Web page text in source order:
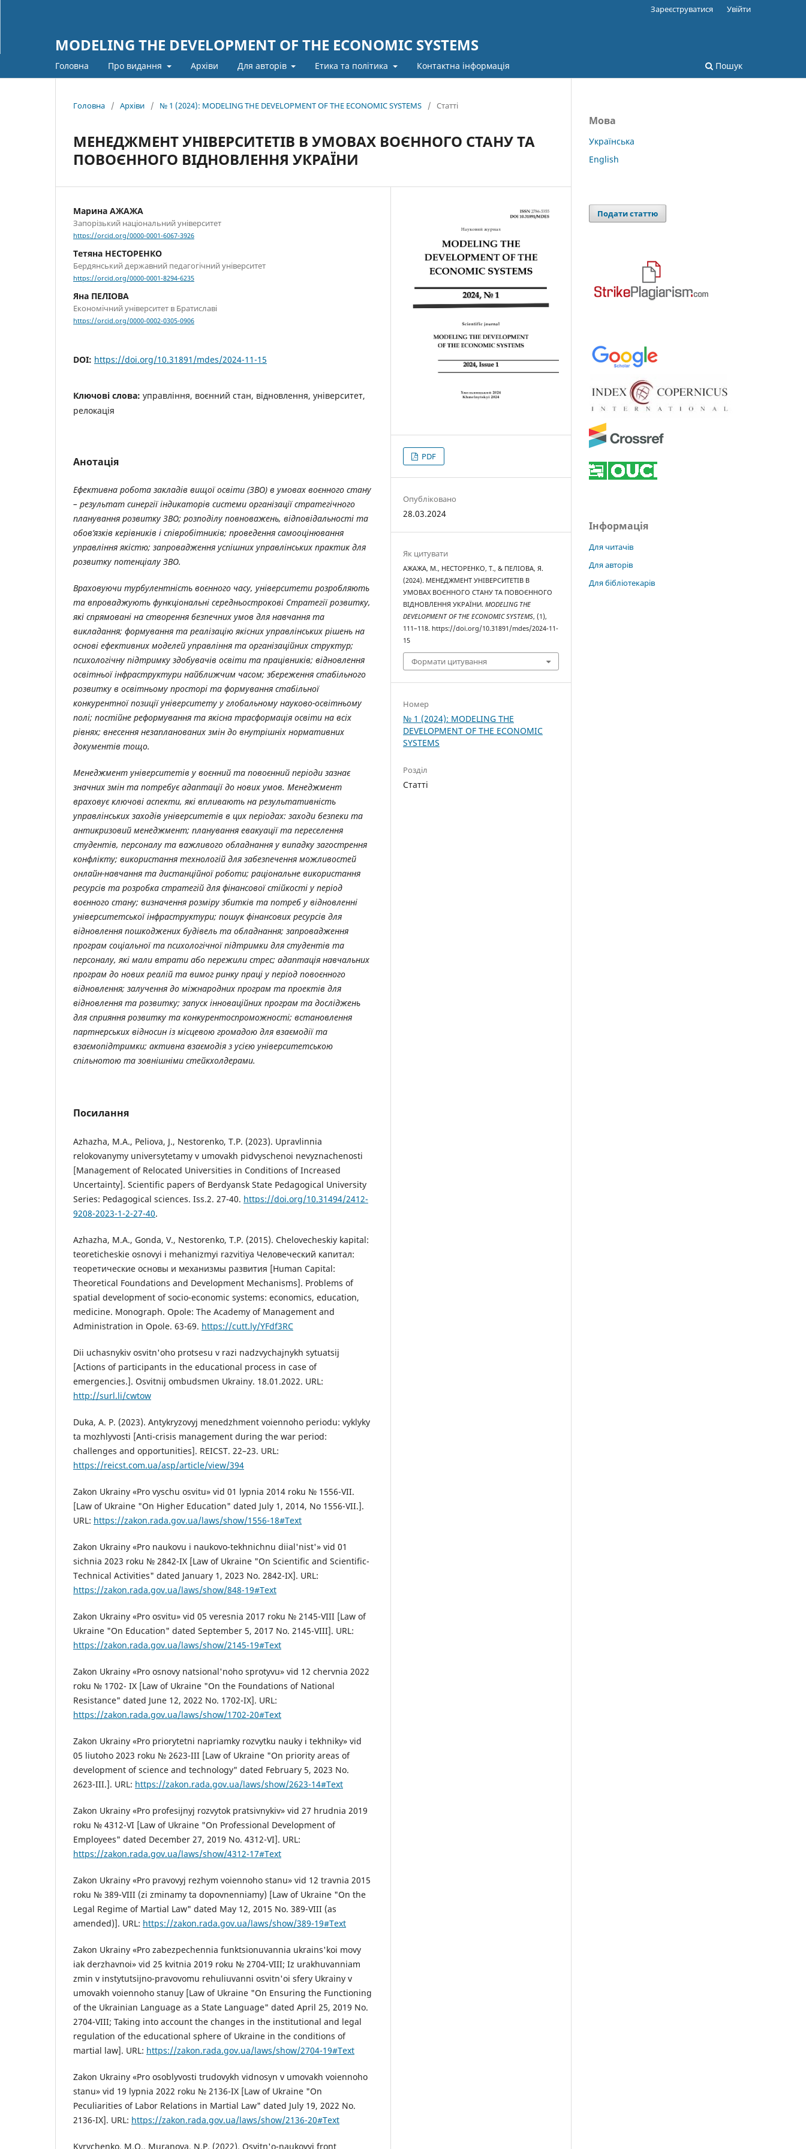
MODELING THE DEVELOPMENT OF THE ECONOMIC SYSTEMS
Головна Про видання Архіви Для авторів Етика та політика Контактна інформація Пошук
Зареєструватися Увійти
Головна / Архіви / № 1 (2024): MODELING THE DEVELOPMENT OF THE ECONOMIC SYSTEMS / Статті
МЕНЕДЖМЕНТ УНІВЕРСИТЕТІВ В УМОВАХ ВОЄННОГО СТАНУ ТА
ПОВОЄННОГО ВІДНОВЛЕННЯ УКРАЇНИ
Марина АЖАЖА
Запорізький національний університет
https://orcid.org/0000-0001-6067-3926
Тетяна НЕСТОРЕНКО
Бердянський державний педагогічний університет
https://orcid.org/0000-0001-8294-6235
Яна ПЕЛІОВА
Економічний університет в Братиславі
https://orcid.org/0000-0002-0305-0906
DOI: https://doi.org/10.31891/mdes/2024-11-15
Ключові слова: управління, воєнний стан, відновлення, університет,
релокація
Анотація
Ефективна робота закладів вищої освіти (ЗВО) в умовах воєнного стану
– результат синергії індикаторів системи організації стратегічного
планування розвитку ЗВО; розподілу повноважень, відповідальності та
обов’язків керівників і співробітників; проведення самооцінювання
управління якістю; запровадження успішних управлінських практик для
розвитку потенціалу ЗВО.
Враховуючи турбулентність воєнного часу, університети розробляють
та впроваджують функціональні середньострокові Стратегії розвитку,
які спрямовані на створення безпечних умов для навчання та
викладання; формування та реалізацію якісних управлінських рішень на
основі ефективних моделей управління та організаційних структур;
психологічну підтримку здобувачів освіти та працівників; відновлення
освітньої інфраструктури найближчим часом; збереження стабільного
розвитку в освітньому просторі та формування стабільної
конкурентної позиції університету у глобальному науково-освітньому
полі; постійне реформування та якісна трасформація освіти на всіх
рівнях; внесення незапланованих змін до внутрішніх нормативних
документів тощо.
Менеджмент університетів у воєнний та повоєнний періоди зазнає
значних змін та потребує адаптації до нових умов. Менеджмент
враховує ключові аспекти, які впливають на результативність
управлінських заходів університетів в цих періодах: заходи безпеки та
антикризовий менеджмент; планування евакуації та переселення
студентів, персоналу та важливого обладнання у випадку загострення
конфлікту; використання технологій для забезпечення можливостей
онлайн-навчання та дистанційної роботи; раціональне використання
ресурсів та розробка стратегій для фінансової стійкості у період
воєнного стану; визначення розміру збитків та потреб у відновленні
університетської інфраструктури; пошук фінансових ресурсів для
відновлення пошкоджених будівель та обладнання; запровадження
програм соціальної та психологічної підтримки для студентів та
персоналу, які мали втрати або пережили стрес; адаптація навчальних
програм до нових реалій та вимог ринку праці у період повоєнного
відновлення; залучення до міжнародних програм та проектів для
відновлення та розвитку; запуск інноваційних програм та досліджень
для сприяння розвитку та конкурентоспроможності; встановлення
партнерських відносин із місцевою громадою для взаємодії та
взаємопідтримки; активна взаємодія з усією університетською
спільнотою та зовнішніми стейкхолдерами.
Посилання
Azhazha, M.A., Peliova, J., Nestorenko, T.P. (2023). Upravlinnia
relokovanymy universytetamy v umovakh pidvyschenoi nevyznachenosti
[Management of Relocated Universities in Conditions of Increased
Uncertainty]. Scientific papers of Berdyansk State Pedagogical University
Series: Pedagogical sciences. Iss.2. 27-40. https://doi.org/10.31494/2412-
9208-2023-1-2-27-40.
Azhazha, M.A., Gonda, V., Nestorenko, T.P. (2015). Chelovecheskiy kapital:
teoreticheskie osnovyi i mehanizmyi razvitiya Человеческий капитал:
теоретические основы и механизмы развития [Human Capital:
Theoretical Foundations and Development Mechanisms]. Problems of
spatial development of socio-economic systems: economics, education,
medicine. Monograph. Opole: The Academy of Management and
Administration in Opole. 63-69. https://cutt.ly/YFdf3RC
Dii uchasnykiv osvitn'oho protsesu v razi nadzvychajnykh sytuatsij
[Actions of participants in the educational process in case of
emergencies.]. Osvitnij ombudsmen Ukrainy. 18.01.2022. URL:
http://surl.li/cwtow
Duka, A. P. (2023). Antykryzovyj menedzhment voiennoho periodu: vyklyky
ta mozhlyvosti [Anti-crisis management during the war period:
challenges and opportunities]. REICST. 22–23. URL:
https://reicst.com.ua/asp/article/view/394
Zakon Ukrainy «Pro vyschu osvitu» vid 01 lypnia 2014 roku № 1556-VII.
[Law of Ukraine "On Higher Education" dated July 1, 2014, No 1556-VII.].
URL: https://zakon.rada.gov.ua/laws/show/1556-18#Text
Zakon Ukrainy «Pro naukovu i naukovo-tekhnichnu diial'nist'» vid 01
sichnia 2023 roku № 2842-ІХ [Law of Ukraine "On Scientific and Scientific-
Technical Activities" dated January 1, 2023 No. 2842-IX]. URL:
https://zakon.rada.gov.ua/laws/show/848-19#Text
Zakon Ukrainy «Pro osvitu» vid 05 veresnia 2017 roku № 2145-VIII [Law of
Ukraine "On Education" dated September 5, 2017 No. 2145-VIII]. URL:
https://zakon.rada.gov.ua/laws/show/2145-19#Text
Zakon Ukrainy «Pro osnovy natsional'noho sprotyvu» vid 12 chervnia 2022
roku № 1702- ІХ [Law of Ukraine "On the Foundations of National
Resistance" dated June 12, 2022 No. 1702-IX]. URL:
https://zakon.rada.gov.ua/laws/show/1702-20#Text
Zakon Ukrainy «Pro priorytetni napriamky rozvytku nauky i tekhniky» vid
05 liutoho 2023 roku № 2623-III [Law of Ukraine "On priority areas of
development of science and technology" dated February 5, 2023 No.
2623-ІІІ.]. URL: https://zakon.rada.gov.ua/laws/show/2623-14#Text
Zakon Ukrainy «Pro profesijnyj rozvytok pratsivnykiv» vid 27 hrudnia 2019
roku № 4312-VI [Law of Ukraine "On Professional Development of
Employees" dated December 27, 2019 No. 4312-VI]. URL:
https://zakon.rada.gov.ua/laws/show/4312-17#Text
Zakon Ukrainy «Pro pravovyj rezhym voiennoho stanu» vid 12 travnia 2015
roku № 389-VIII (zi zminamy ta dopovnenniamy) [Law of Ukraine "On the
Legal Regime of Martial Law" dated May 12, 2015 No. 389-VIII (as
amended)]. URL: https://zakon.rada.gov.ua/laws/show/389-19#Text
Zakon Ukrainy «Pro zabezpechennia funktsionuvannia ukrains'koi movy
iak derzhavnoi» vid 25 kvitnia 2019 roku № 2704-VIII; Iz urakhuvanniam
zmin v instytutsijno-pravovomu rehuliuvanni osvitn'oi sfery Ukrainy v
umovakh voiennoho stanuу [Law of Ukraine "On Ensuring the Functioning
of the Ukrainian Language as a State Language" dated April 25, 2019 No.
2704-VIII; Taking into account the changes in the institutional and legal
regulation of the educational sphere of Ukraine in the conditions of
martial law]. URL: https://zakon.rada.gov.ua/laws/show/2704-19#Text
Zakon Ukrainy «Pro osoblyvosti trudovykh vidnosyn v umovakh voiennoho
stanu» vid 19 lypnia 2022 roku № 2136-ІХ [Law of Ukraine "On
Peculiarities of Labor Relations in Martial Law" dated July 19, 2022 No.
2136-IX]. URL: https://zakon.rada.gov.ua/laws/show/2136-20#Text
Kyrychenko, M.O., Muranova, N.P. (2022). Osvitn'o-naukovyj front
PDF
Опубліковано
28.03.2024
Як цитувати
АЖАЖА, М., НЕСТОРЕНКО, Т., & ПЕЛІОВА, Я.
(2024). МЕНЕДЖМЕНТ УНІВЕРСИТЕТІВ В
УМОВАХ ВОЄННОГО СТАНУ ТА ПОВОЄННОГО
ВІДНОВЛЕННЯ УКРАЇНИ.MODELING THE
DEVELOPMENT OF THE ECONOMIC SYSTEMS, (1),
111–118. https://doi.org/10.31891/mdes/2024-11-
15
Формати цитування
Номер
№ 1 (2024): MODELING THE
DEVELOPMENT OF THE ECONOMIC
SYSTEMS
Розділ
Статті
Мова
Українська
English
Подати статтю
Інформація
Для читачів
Для авторів
Для бібліотекарів